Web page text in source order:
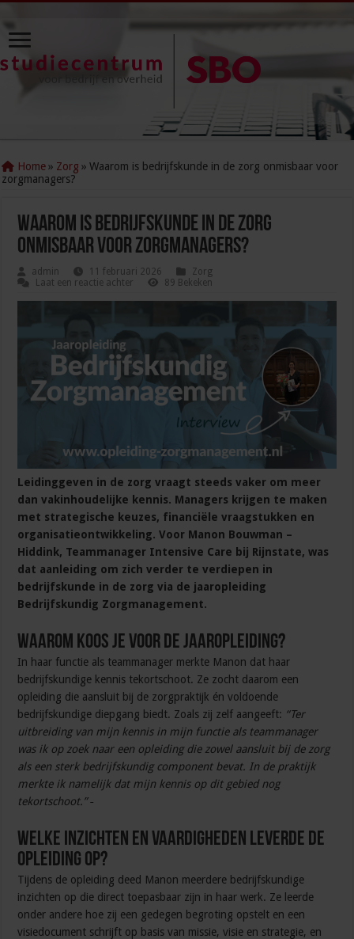
Home » Zorg » Waarom is bedrijfskunde in de zorg onmisbaar voor
zorgmanagers?
Waarom is bedrijfskunde in de zorg
onmisbaar voor zorgmanagers?
admin 11 februari 2026
Zorg
Laat een reactie achter
89 Bekeken
Leidinggeven in de zorg vraagt steeds vaker om meer
dan vakinhoudelijke kennis. Managers krijgen te maken
met strategische keuzes, financiële vraagstukken en
organisatieontwikkeling. Voor Manon Bouwman –
Hiddink, Teammanager Intensive Care bij Rijnstate, was
dat aanleiding om zich verder te verdiepen in
bedrijfskunde in de zorg via de jaaropleiding
Bedrijfskundig Zorgmanagement.
Waarom koos je voor de jaaropleiding?
In haar functie als teammanager merkte Manon dat haar
bedrijfskundige kennis tekortschoot. Ze zocht daarom een
opleiding die aansluit bij de zorgpraktijk én voldoende
bedrijfskundige diepgang biedt. Zoals zij zelf aangeeft: “Ter
uitbreiding van mijn kennis in mijn functie als teammanager
was ik op zoek naar een opleiding die zowel aansluit bij de zorg
als een sterk bedrijfskundig component bevat. In de praktijk
merkte ik namelijk dat mijn kennis op dit gebied nog
tekortschoot.”
Welke inzichten en vaardigheden leverde de
opleiding op?
Tijdens de opleiding deed Manon meerdere bedrijfskundige
inzichten op die direct toepasbaar zijn in haar werk. Ze leerde
onder andere hoe zij een gedegen begroting opstelt en een
visiedocument schrijft op basis van missie, visie en strategie, en